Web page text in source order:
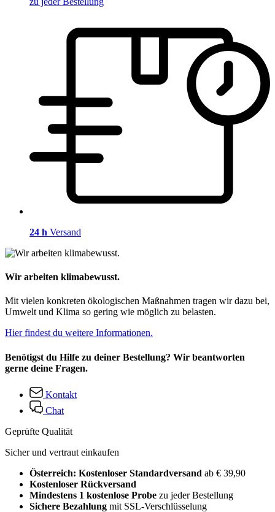
24 h Versand
Wir arbeiten klimabewusst.
Mit vielen konkreten ökologischen Maßnahmen tragen wir dazu bei,
Umwelt und Klima so gering wie möglich zu belasten.
Hier findest du weitere Informationen.
Benötigst du Hilfe zu deiner Bestellung? Wir beantworten
gerne deine Fragen.
Kontakt
Chat
Geprüfte Qualität
Sicher und vertraut einkaufen
Österreich: Kostenloser Standardversand ab € 39,90
Kostenloser Rückversand
Mindestens 1 kostenlose Probe zu jeder Bestellung
Sichere Bezahlung mit SSL-Verschlüsselung